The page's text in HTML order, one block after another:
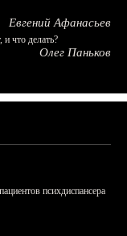
Евгений Афанасьев
что делать?
Олег Паньков
психдиспансера